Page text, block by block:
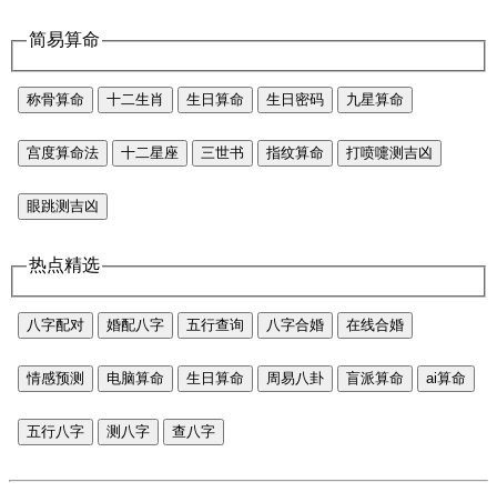
简易算命
称骨算命 十二生肖 生日算命 生日密码 九星算命
宫度算命法 十二星座 三世书 指纹算命 打喷嚏测吉凶
眼跳测吉凶
热点精选
八字配对 婚配八字 五行查询 八字合婚 在线合婚
情感预测 电脑算命 生日算命 周易八卦 盲派算命 ai算命
五行八字 测八字 查八字